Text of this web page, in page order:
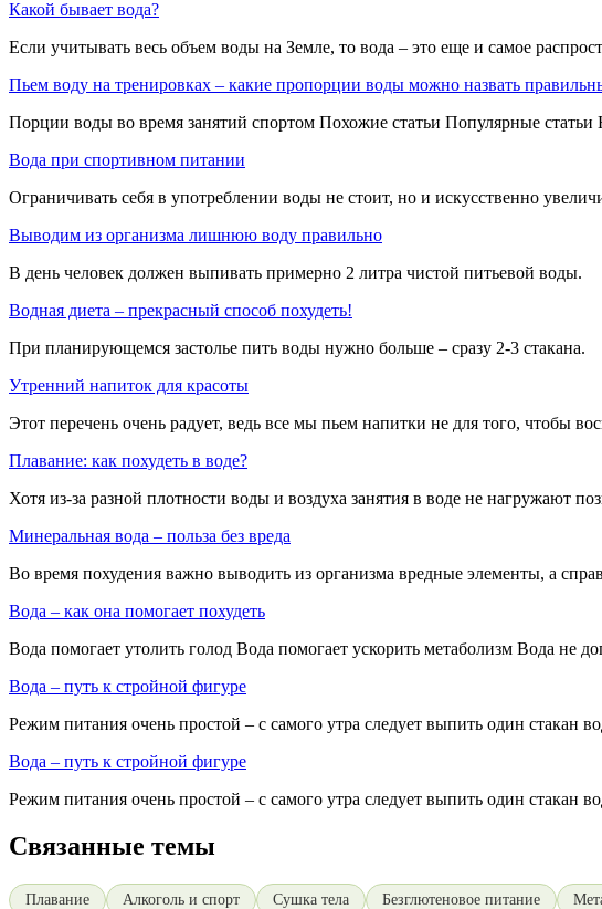
Какой бывает вода?
Если учитывать весь объем воды на Земле, то вода – это еще и самое
Пьем воду на тренировках – какие пропорции воды можно назвать
Порции воды во время занятий спортом Похожие статьи Популярные
Вода при спортивном питании
Ограничивать себя в употреблении воды не стоит, но и искусственно
Выводим из организма лишнюю воду правильно
В день человек должен выпивать примерно 2 литра чистой питьевой воды.
Водная диета – прекрасный способ похудеть!
При планирующемся застолье пить воды нужно больше – сразу 2-3 стакана.
Утренний напиток для красоты
Этот перечень очень радует, ведь все мы пьем напитки не для того, чтобы
Плавание: как похудеть в воде?
Хотя из-за разной плотности воды и воздуха занятия в воде не нагружают
Минеральная вода – польза без вреда
Во время похудения важно выводить из организма вредные элементы, а
Вода – как она помогает похудеть
Вода помогает утолить голод Вода помогает ускорить метаболизм Вода не
Вода – путь к стройной фигуре
Режим питания очень простой – с самого утра следует выпить один стакан
Вода – путь к стройной фигуре
Режим питания очень простой – с самого утра следует выпить один стакан
Связанные темы
Плавание Алкоголь и спорт Сушка тела Безглютеновое питание